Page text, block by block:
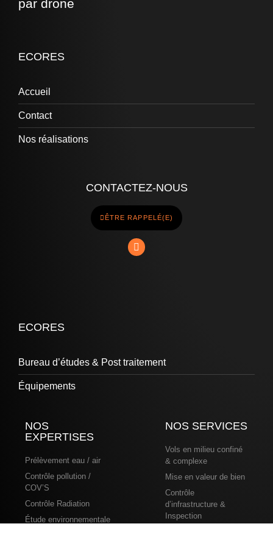
par drone
ECORES
Accueil
Contact
Nos réalisations
CONTACTEZ-NOUS
ÊTRE RAPPELÉ(E)
ECORES
Bureau d’études & Post traitement
Équipements
NOS
EXPERTISES
Prélèvement eau / air
Contrôle pollution /
COV’S
Contrôle Radiation
Étude environnementale
NOS SERVICES
Vols en milieu confiné
& complexe
Mise en valeur de bien
Contrôle
d’infrastructure &
Inspection